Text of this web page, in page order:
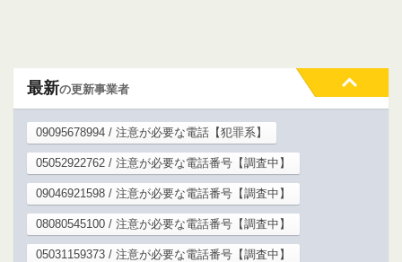
最新の更新事業者
09095678994 / 注意が必要な電話【犯罪系】
05052922762 / 注意が必要な電話番号【調査中】
09046921598 / 注意が必要な電話番号【調査中】
08080545100 / 注意が必要な電話番号【調査中】
05031159373 / 注意が必要な電話番号【調査中】